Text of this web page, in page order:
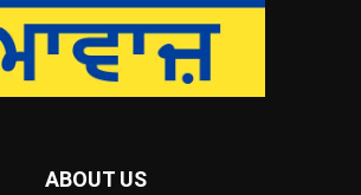
ABOUT US